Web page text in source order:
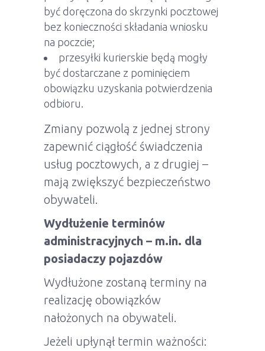
być doręczona do skrzynki pocztowej
bez konieczności składania wniosku
na poczcie;
przesyłki kurierskie będą mogły
być dostarczane z pominięciem
obowiązku uzyskania potwierdzenia
odbioru.
Zmiany pozwolą z jednej strony
zapewnić ciągłość świadczenia
usług pocztowych, a z drugiej –
mają zwiększyć bezpieczeństwo
obywateli.
Wydłużenie terminów
administracyjnych – m.in. dla
posiadaczy pojazdów
Wydłużone zostaną terminy na
realizację obowiązków
nałożonych na obywateli.
Jeżeli upłynął termin ważności: